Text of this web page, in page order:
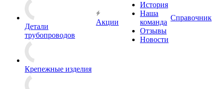
Детали
трубопроводов
Крепежные изделия
Акции
История
Наша
команда
Отзывы
Новости
Справочник